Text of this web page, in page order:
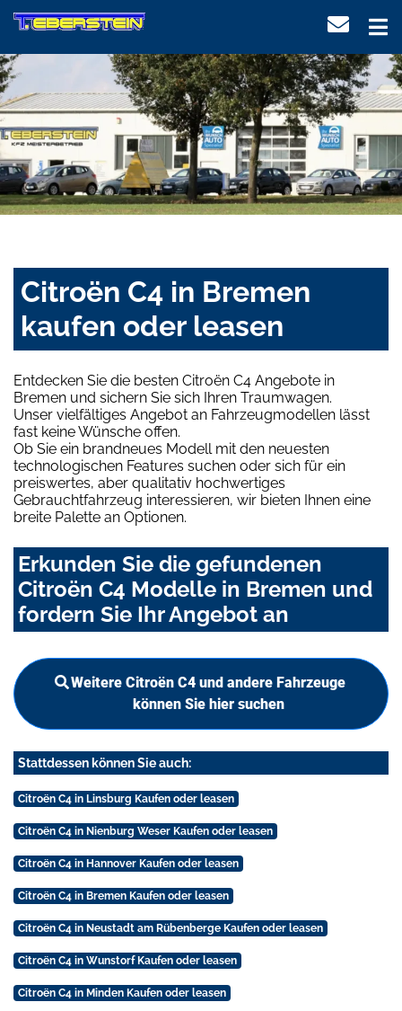
Citroën C4 in Bremen
kaufen oder leasen
Entdecken Sie die besten Citroën C4 Angebote in
Bremen und sichern Sie sich Ihren Traumwagen.
Unser vielfältiges Angebot an Fahrzeugmodellen lässt
fast keine Wünsche offen.
Ob Sie ein brandneues Modell mit den neuesten
technologischen Features suchen oder sich für ein
preiswertes, aber qualitativ hochwertiges
Gebrauchtfahrzeug interessieren, wir bieten Ihnen eine
breite Palette an Optionen.
Erkunden Sie die gefundenen
Citroën C4 Modelle in Bremen und
fordern Sie Ihr Angebot an
Weitere Citroën C4 und andere Fahrzeuge
können Sie hier suchen
Stattdessen können Sie auch:
Citroën C4 in Linsburg Kaufen oder leasen
Citroën C4 in Nienburg Weser Kaufen oder leasen
Citroën C4 in Hannover Kaufen oder leasen
Citroën C4 in Bremen Kaufen oder leasen
Citroën C4 in Neustadt am Rübenberge Kaufen oder leasen
Citroën C4 in Wunstorf Kaufen oder leasen
Citroën C4 in Minden Kaufen oder leasen